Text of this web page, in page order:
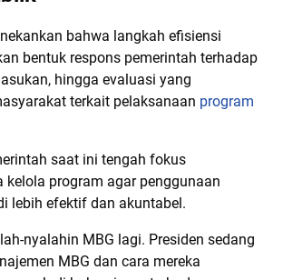
bahwa langkah efisiensi
bentuk respons pemerintah terhadap
hingga evaluasi yang
terkait pelaksanaan program
saat ini tengah fokus
kelola program agar penggunaan
lebih efektif dan akuntabel.
nyalahin MBG lagi. Presiden sedang
MBG dan cara mereka